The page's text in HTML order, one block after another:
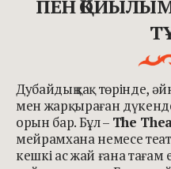
ПЕН
Дубайдың қақ төрінде,
мен жарқыраған
орын бар. Бұл – The
мейрамхана немесе
кешкі ас жай ғана